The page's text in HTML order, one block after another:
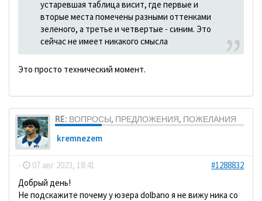
устаревшая таблица висит, где первые и
вторые места помечены разными оттенками
зеленого, а третье и четвертые - синим. Это
сейчас не имеет никакого смысла
Это просто технический момент.
RE: ВОПРОСЫ, ПРЕДЛОЖЕНИЯ, ПОЖЕЛАНИЯ
kremnezem
- 07 авг 2023, 18:41
#1288832
Добрый день!
Не подскажите почему у юзера dolbano я не вижу ника со